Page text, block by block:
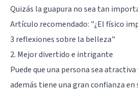
Quizás la guapura no sea tan
Artículo recomendado: "¿El físico
3 reflexiones sobre la belleza"
2. Mejor divertido e intrigante
Puede que una persona sea
además tiene una gran confianza